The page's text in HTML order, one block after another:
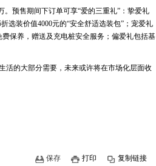
。预售期间下订单可享“爱的三重礼”：挚爱礼
选装价值4000元的“安全舒适选装包”；宠爱礼
保养，赠送及充电桩安全服务；偏爱礼包括基
活的大部分需要，未来或许将在市场化层面收
保存 打印 复制链接